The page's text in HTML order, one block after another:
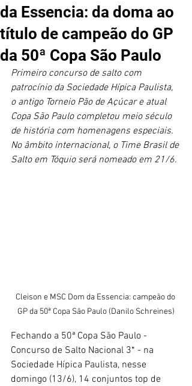
da Essencia: da doma ao
título de campeão do GP
da 50ª Copa São Paulo
Primeiro concurso de salto com
patrocínio da Sociedade Hípica Paulista,
o antigo Torneio Pão de Açúcar e atual
Copa São Paulo completou meio século
de história com homenagens especiais.
No âmbito internacional, o Time Brasil de
Salto em Tóquio será nomeado em 21/6.
Cleison e MSC Dom da Essencia: campeão do
GP da 50ª Copa São Paulo (Danilo Schreines)
Fechando a 50ª Copa São Paulo -
Concurso de Salto Nacional 3* - na
Sociedade Hípica Paulista, nesse
domingo (13/6), 14 conjuntos top de